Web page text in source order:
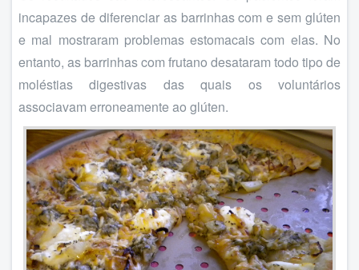
incapazes de diferenciar as barrinhas com e sem glúten
e mal mostraram problemas estomacais com elas. No
entanto, as barrinhas com frutano desataram todo tipo de
moléstias digestivas das quais os voluntários
associavam erroneamente ao glúten.